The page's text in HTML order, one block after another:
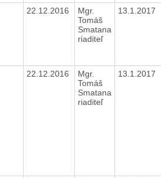
22.12.2016
Mgr.
Tomáš
Smatana
riaditeľ
13.1.2017
22.12.2016
Mgr.
Tomáš
Smatana
riaditeľ
13.1.2017